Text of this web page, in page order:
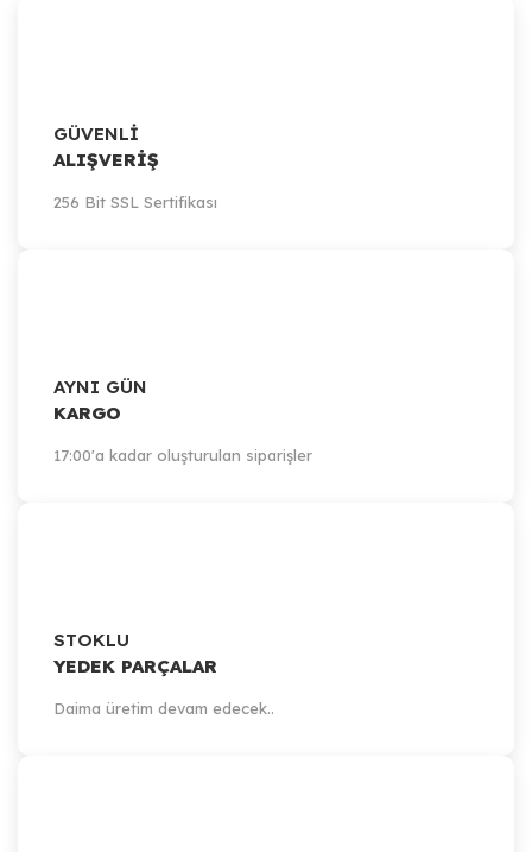
GÜVENLİ
ALIŞVERİŞ
256 Bit SSL Sertifikası
AYNI GÜN
KARGO
17:00'a kadar oluşturulan siparişler
STOKLU
YEDEK PARÇALAR
Daima üretim devam edecek..